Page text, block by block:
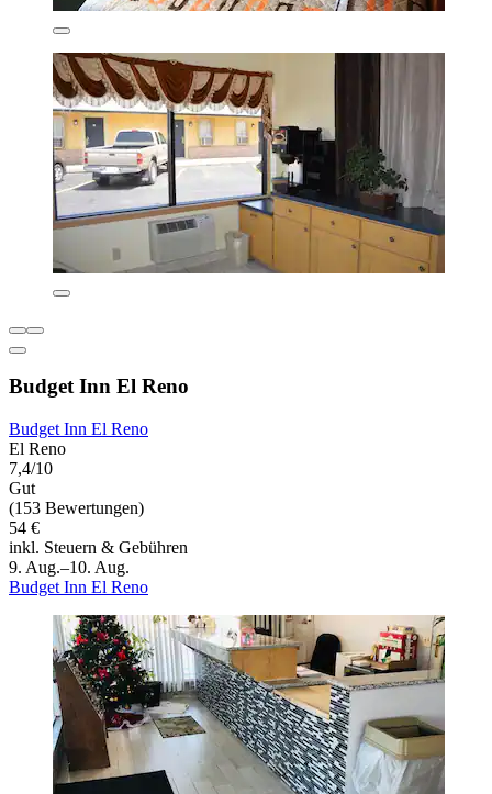
Budget Inn El Reno
Budget Inn El Reno
El Reno
7,4/10
Gut
(153 Bewertungen)
54 €
inkl. Steuern & Gebühren
9. Aug.–10. Aug.
Budget Inn El Reno